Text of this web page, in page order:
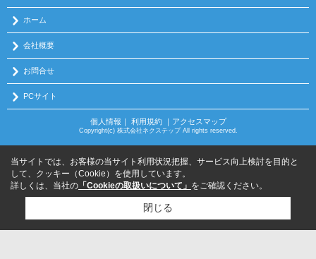
ホーム
会社概要
お問合せ
PCサイト
個人情報 ｜ 利用規約｜ アクセスマップ
Copyright(c) 株式会社ネクステップ All rights reserved.
当サイトでは、お客様の当サイト利用状況把握、サービス向上検討を目的と
して、クッキー（Cookie）を使用しています。
詳しくは、当社の 「Cookieの取扱いについて」 をご確認ください。
閉じる